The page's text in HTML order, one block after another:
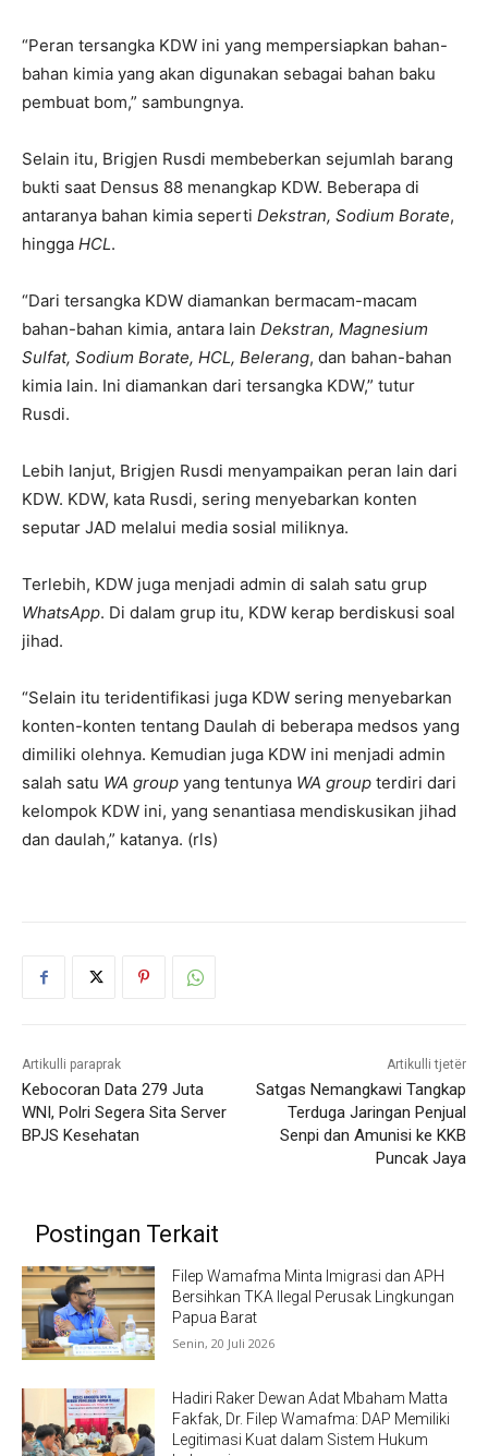
“Peran tersangka KDW ini yang mempersiapkan bahan-
bahan kimia yang akan digunakan sebagai bahan baku
pembuat bom,” sambungnya.
Selain itu, Brigjen Rusdi membeberkan sejumlah barang
bukti saat Densus 88 menangkap KDW. Beberapa di
antaranya bahan kimia seperti Dekstran, Sodium Borate,
hingga HCL.
“Dari tersangka KDW diamankan bermacam-macam
bahan-bahan kimia, antara lain Dekstran, Magnesium
Sulfat, Sodium Borate, HCL, Belerang, dan bahan-bahan
kimia lain. Ini diamankan dari tersangka KDW,” tutur
Rusdi.
Lebih lanjut, Brigjen Rusdi menyampaikan peran lain dari
KDW. KDW, kata Rusdi, sering menyebarkan konten
seputar JAD melalui media sosial miliknya.
Terlebih, KDW juga menjadi admin di salah satu grup
WhatsApp. Di dalam grup itu, KDW kerap berdiskusi soal
jihad.
“Selain itu teridentifikasi juga KDW sering menyebarkan
konten-konten tentang Daulah di beberapa medsos yang
dimiliki olehnya. Kemudian juga KDW ini menjadi admin
salah satu WA group yang tentunya WA group terdiri dari
kelompok KDW ini, yang senantiasa mendiskusikan jihad
dan daulah,” katanya. (rls)
Artikulli paraprak
Kebocoran Data 279 Juta
WNI, Polri Segera Sita Server
BPJS Kesehatan
Artikulli tjetër
Satgas Nemangkawi Tangkap
Terduga Jaringan Penjual
Senpi dan Amunisi ke KKB
Puncak Jaya
Postingan Terkait
Filep Wamafma Minta Imigrasi dan APH
Bersihkan TKA Ilegal Perusak Lingkungan
Papua Barat
Senin, 20 Juli 2026
Hadiri Raker Dewan Adat Mbaham Matta
Fakfak, Dr. Filep Wamafma: DAP Memiliki
Legitimasi Kuat dalam Sistem Hukum